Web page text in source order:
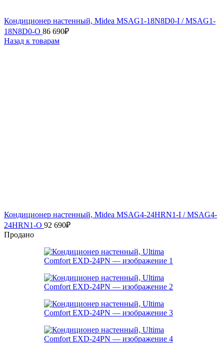
Кондиционер настенный, Midea MSAG1-18N8D0-I / MSAG1-
18N8D0-O 86 690₽
Назад к товарам
Кондиционер настенный, Midea MSAG4-24HRN1-I / MSAG4-
24HRN1-O 92 690₽
Продано